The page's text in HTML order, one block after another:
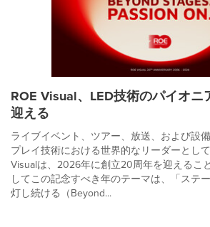
ROE Visual、LED技術のパイオ
迎える
ライブイベント、ツアー、放送、および設
プレイ技術における世界的なリーダーとし
Visualは、2026年に創立20周年を迎えるこ
してこの記念すべき年のテーマは、「ステ
灯し続ける（Beyond...